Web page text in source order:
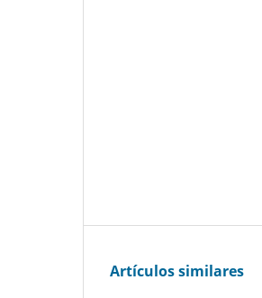
Artículos similares